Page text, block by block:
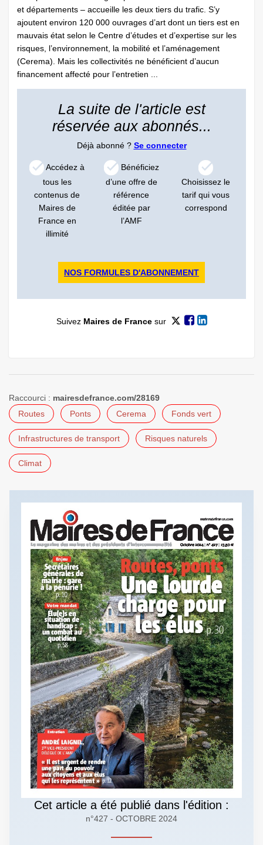
et départements – accueille les deux tiers du trafic. S’y
ajoutent environ 120 000 ouvrages d’art dont un tiers est en
mauvais état selon le Centre d’études et d’expertise sur les
risques, l’environnement, la mobilité et l’aménagement
(Cerema). Mais les collectivités ne bénéficient d’aucun
financement affecté pour l’entretien ...
La suite de l'article est
réservée aux abonnés...
Déjà abonné ? Se connecter
Accédez à
tous les
contenus de
Maires de
France en
illimité
Bénéficiez
d’une offre de
référence
éditée par
l’AMF
Choisissez le
tarif qui vous
correspond
NOS FORMULES D'ABONNEMENT
Suivez Maires de Francesur
Raccourci : mairesdefrance.com/28169
Routes
Ponts Cerema Fonds vert
Infrastructures de transport Risques naturels
Climat
Cet article a été publié dans l'édition :
n°427 - OCTOBRE 2024